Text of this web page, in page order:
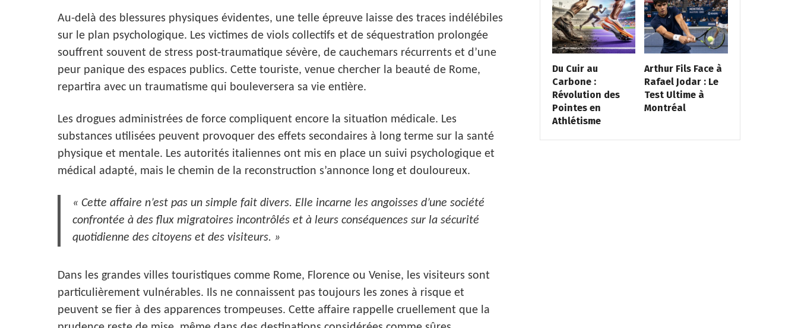
Au-delà des blessures physiques évidentes, une telle épreuve laisse des traces indélébiles
sur le plan psychologique. Les victimes de viols collectifs et de séquestration prolongée
souffrent souvent de stress post-traumatique sévère, de cauchemars récurrents et d’une
peur panique des espaces publics. Cette touriste, venue chercher la beauté de Rome,
repartira avec un traumatisme qui bouleversera sa vie entière.
Les drogues administrées de force compliquent encore la situation médicale. Les
substances utilisées peuvent provoquer des effets secondaires à long terme sur la santé
physique et mentale. Les autorités italiennes ont mis en place un suivi psychologique et
médical adapté, mais le chemin de la reconstruction s’annonce long et douloureux.
« Cette affaire n’est pas un simple fait divers. Elle incarne les angoisses d’une société
confrontée à des flux migratoires incontrôlés et à leurs conséquences sur la sécurité
quotidienne des citoyens et des visiteurs. »
Dans les grandes villes touristiques comme Rome, Florence ou Venise, les visiteurs sont
particulièrement vulnérables. Ils ne connaissent pas toujours les zones à risque et
peuvent se fier à des apparences trompeuses. Cette affaire rappelle cruellement que la
Du Cuir au
Carbone :
Révolution des
Pointes en
Athlétisme
Arthur Fils Face à
Rafael Jodar : Le
Test Ultime à
Montréal